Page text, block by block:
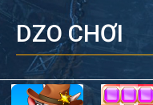
DZO CHƠI